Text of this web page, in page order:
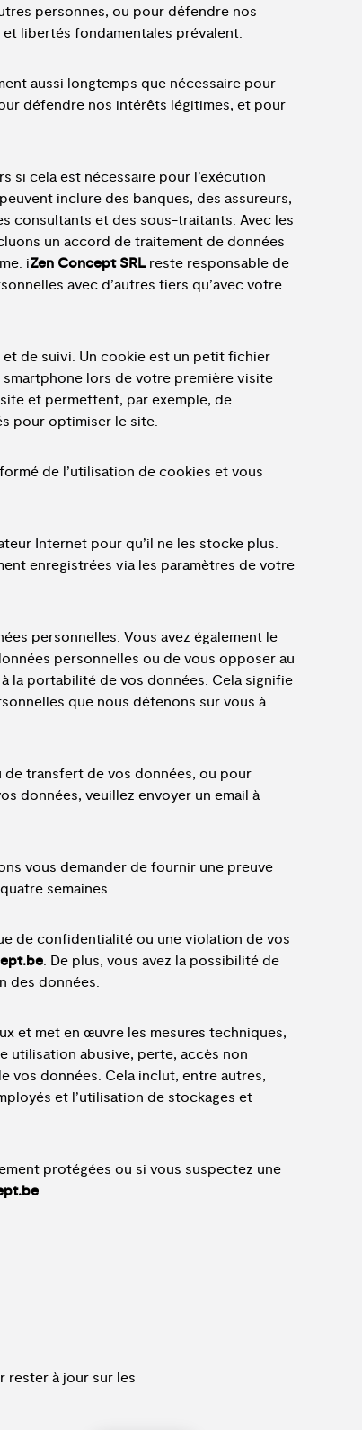
personnes, ou pour défendre nos
libertés fondamentales prévalent.
aussi longtemps que nécessaire pour
défendre nos intérêts légitimes, et pour
si cela est nécessaire pour l’exécution
inclure des banques, des assureurs,
consultants et des sous-traitants. Avec les
un accord de traitement de données
iZen Concept SRLreste responsable de
avec d’autres tiers qu’avec votre
de suivi. Un cookie est un petit fichier
lors de votre première visite
et permettent, par exemple, de
pour optimiser le site.
de l’utilisation de cookies et vous
Internet pour qu’il ne les stocke plus.
enregistrées via les paramètres de votre
personnelles. Vous avez également le
personnelles ou de vous opposer au
la portabilité de vos données. Cela signifie
que nous détenons sur vous à
transfert de vos données, ou pour
données, veuillez envoyer un email à
vous demander de fournir une preuve
semaines.
de confidentialité ou une violation de vos
. De plus, vous avez la possibilité de
des données.
et met en œuvre les mesures techniques,
utilisation abusive, perte, accès non
vos données. Cela inclut, entre autres,
et l’utilisation de stockages et
protégées ou si vous suspectez une
rester à jour sur les